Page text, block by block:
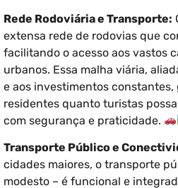
Rede Rodoviária e Transporte:
extensa rede de rodovias que
facilitando o acesso aos vastos
urbanos. Essa malha viária,
e aos investimentos
residentes quanto turistas
com segurança e praticidade.
Transporte Público e
cidades maiores, o transporte
modesto – é funcional e